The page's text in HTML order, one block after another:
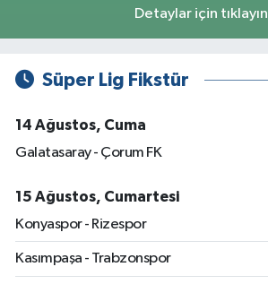
Detaylar için tıklayın
Süper Lig Fikstür
14 Ağustos, Cuma
Galatasaray - Çorum FK
15 Ağustos, Cumartesi
Konyaspor - Rizespor
Kasımpaşa - Trabzonspor